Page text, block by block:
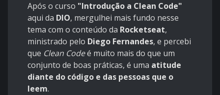
Após o curso "Introdução a Clean Code"
aqui da DIO, mergulhei mais fundo nesse
tema com o conteúdo da Rocketseat,
ministrado pelo Diego Fernandes, e percebi
que Clean Codeé muito mais do que um
conjunto de boas práticas, é uma atitude
diante do código e das pessoas que o
leem.